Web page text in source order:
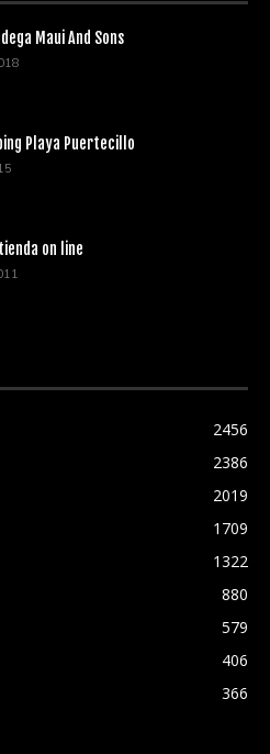
Maui And Sons
Playa Puertecillo
on line
2456
2386
2019
1709
1322
880
579
406
366